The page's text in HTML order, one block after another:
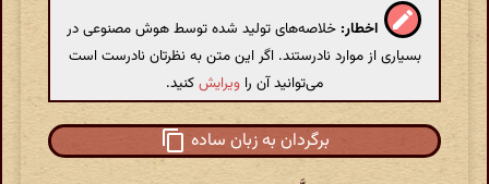
اخطار: خلاصه‌های تولید شده توسط هوش مصنوعی در
بسیاری از موارد نادرستند. اگر این متن به نظرتان نادرست است
می‌توانید آن را ویرایشکنید.
برگردان به زبان ساده